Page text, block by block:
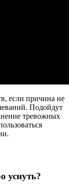
если причина не
Подойдут
тревожных
уснуть?